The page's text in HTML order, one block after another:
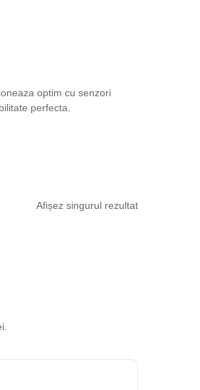
optim cu senzori
perfecta.
Afișez singurul rezultat